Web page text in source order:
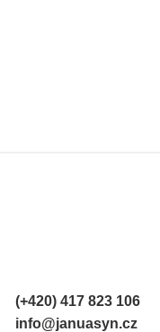
(+420) 417 823 106
info@januasyn.cz